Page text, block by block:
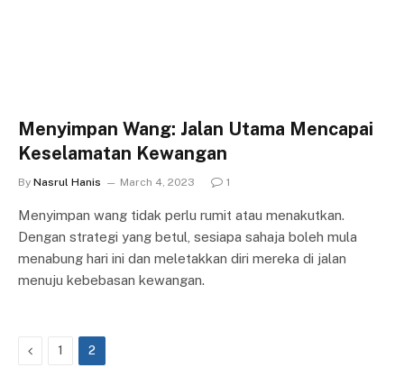
Menyimpan Wang: Jalan Utama Mencapai
Keselamatan Kewangan
By Nasrul Hanis March 4, 2023 1
Menyimpan wang tidak perlu rumit atau menakutkan.
Dengan strategi yang betul, sesiapa sahaja boleh mula
menabung hari ini dan meletakkan diri mereka di jalan
menuju kebebasan kewangan.
Previous
1 2